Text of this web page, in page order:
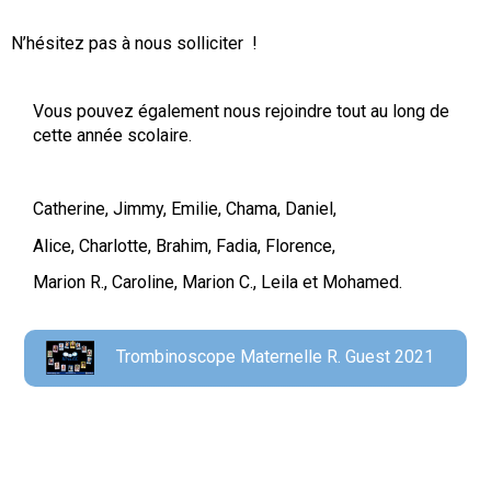
N’hésitez pas à nous solliciter !
Vous pouvez également nous rejoindre tout au long de
cette année scolaire.
Catherine, Jimmy, Emilie, Chama, Daniel,
Alice, Charlotte, Brahim, Fadia, Florence,
Marion R., Caroline, Marion C., Leila et Mohamed.
Trombinoscope Maternelle R. Guest 2021